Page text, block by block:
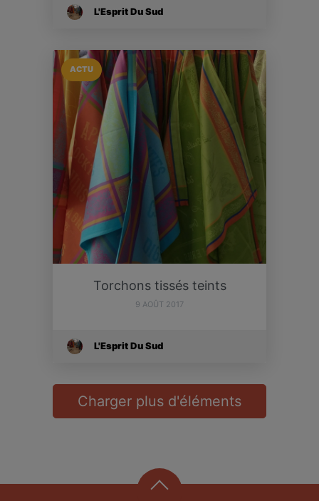
L'Esprit Du Sud
ACTU
Torchons tissés teints
9 AOÛT 2017
L'Esprit Du Sud
Charger plus d'éléments